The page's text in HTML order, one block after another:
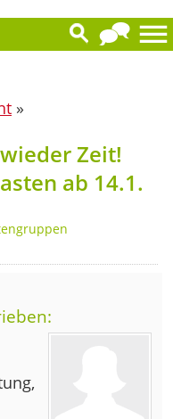
»
Zeit!
ab 14.1.